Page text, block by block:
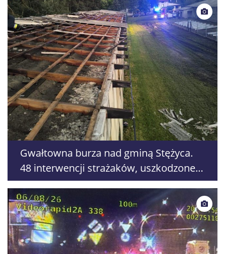
Gwałtowna burza nad gminą Stężyca.
48 interwencji strażaków, uszkodzone
domy i samochody